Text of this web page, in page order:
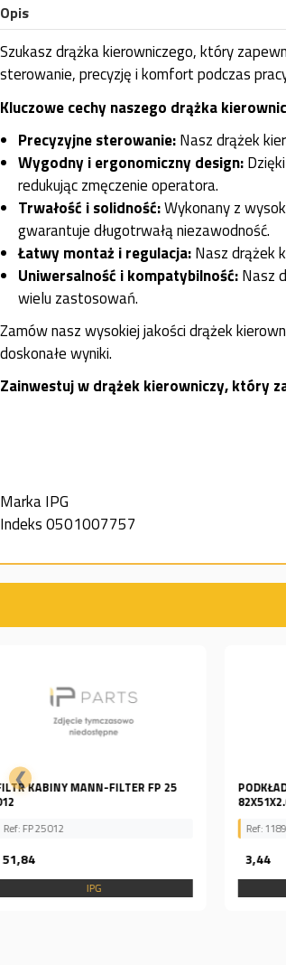
Opis
Szukasz drążka kierowniczego, który
sterowanie, precyzję i komfort podczas
Kluczowe cechy naszego drążka
Precyzyjne sterowanie:Nasz drążek
Wygodny i ergonomiczny design:
redukując zmęczenie operatora.
Trwałość i solidność:Wykonany z
gwarantuje długotrwałą niezawodność.
Łatwy montaż i regulacja:Nasz drążek
Uniwersalność i kompatybilność:Nasz
wielu zastosowań.
Zamów nasz wysokiej jakości drążek
doskonałe wyniki.
Zainwestuj w drążek kierowniczy, który
MarkaIPG
Indeks0501007757
PODKŁADKA DYSTANSOWA VOLVO
Ref: 11890115
3,44
❮